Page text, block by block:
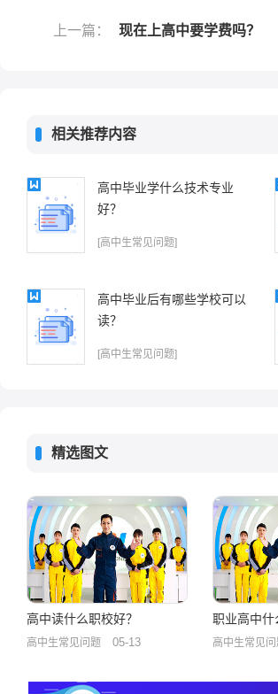
上一篇： 现在上高中要学费吗？
相关推荐内容
高中毕业学什么技术专业
好？
[高中生常见问题]
高中毕业后有哪些学校可以
读？
[高中生常见问题]
精选图文
高中读什么职校好？
高中生常见问题 05-13
职业高中什
高中生常见问